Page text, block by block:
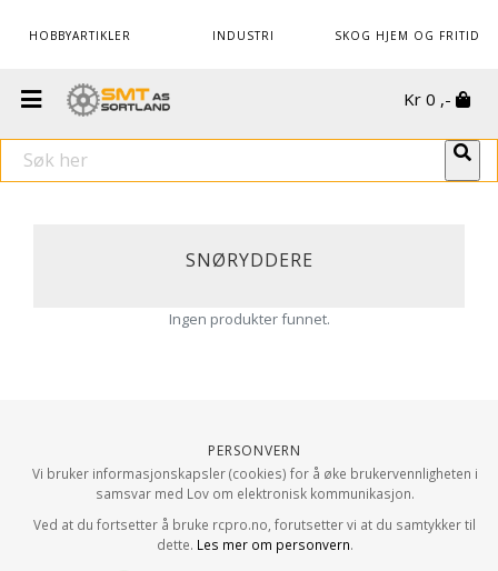
HOBBYARTIKLER INDUSTRI SKOG HJEM OG FRITID
Kr 0 ,-
SNØRYDDERE
Ingen produkter funnet.
Personvern
Vi bruker informasjonskapsler (cookies) for å øke brukervennligheten i
samsvar med Lov om elektronisk kommunikasjon.
Ved at du fortsetter å bruke rcpro.no, forutsetter vi at du samtykker til
dette. Les mer om personvern.